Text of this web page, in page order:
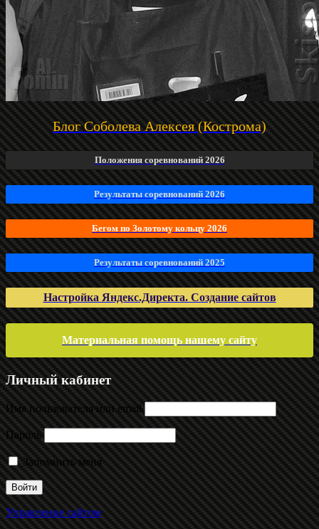
Блог Соболева Алексея (Кострома)
Положения соревнований 2026
Результаты соревнований 2026
Бегом по Золотому кольцу 2026
Результаты соревнований 2025
Настройка Яндекс.Директа. Создание сайтов
Материальная помощь нашему сайту
Личный кабинет
Имя пользователя или email
Пароль
Запомнить меня
Управление сайтом